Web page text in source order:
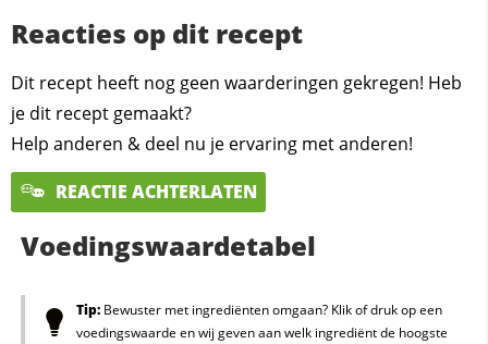
Reacties op dit recept
Dit recept heeft nog geen waarderingen gekregen! Heb
je dit recept gemaakt?
Help anderen & deel nu je ervaring met anderen!
REACTIE ACHTERLATEN
Voedingswaardetabel
Tip:Bewuster met ingrediënten omgaan? Klik of druk op een
voedingswaarde en wij geven aan welk ingrediënt de hoogste